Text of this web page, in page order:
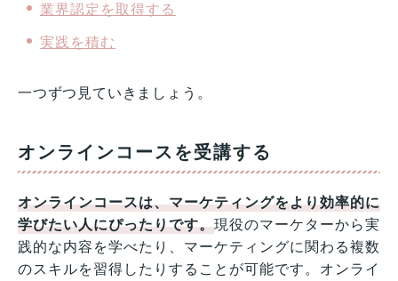
業界認定を取得する
実践を積む
一つずつ見ていきましょう。
オンラインコースを受講する
オンラインコースは、マーケティングをより効率的に
学びたい人にぴったりです。現役のマーケターから実
践的な内容を学べたり、マーケティングに関わる複数
のスキルを習得したりすることが可能です。オンライ